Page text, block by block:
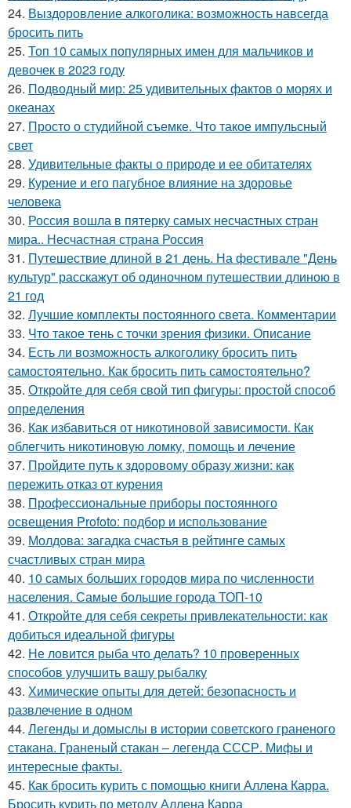
24. Выздоровление алкоголика: возможность навсегда
бросить пить
25. Топ 10 самых популярных имен для мальчиков и
девочек в 2023 году
26. Подводный мир: 25 удивительных фактов о морях и
океанах
27. Просто о студийной съемке. Что такое импульсный
свет
28. Удивительные факты о природе и ее обитателях
29. Курение и его пагубное влияние на здоровье
человека
30. Россия вошла в пятерку самых несчастных стран
мира.. Несчастная страна Россия
31. Путешествие длиной в 21 день. На фестивале "День
культур" расскажут об одиночном путешествии длиною в
21 год
32. Лучшие комплекты постоянного света. Комментарии
33. Что такое тень с точки зрения физики. Описание
34. Есть ли возможность алкоголику бросить пить
самостоятельно. Как бросить пить самостоятельно?
35. Откройте для себя свой тип фигуры: простой способ
определения
36. Как избавиться от никотиновой зависимости. Как
облегчить никотиновую ломку, помощь и лечение
37. Пройдите путь к здоровому образу жизни: как
пережить отказ от курения
38. Профессиональные приборы постоянного
освещения Profoto: подбор и использование
39. Молдова: загадка счастья в рейтинге самых
счастливых стран мира
40. 10 самых больших городов мира по численности
населения. Самые большие города ТОП-10
41. Откройте для себя секреты привлекательности: как
добиться идеальной фигуры
42. Не ловится рыба что делать? 10 проверенных
способов улучшить вашу рыбалку
43. Химические опыты для детей: безопасность и
развлечение в одном
44. Легенды и домыслы в истории советского граненого
стакана. Граненый стакан – легенда СССР. Мифы и
интересные факты.
45. Как бросить курить с помощью книги Аллена Карра.
Бросить курить по методу Аллена Карра